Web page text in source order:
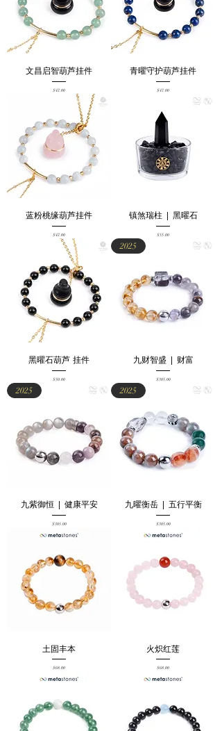
文昌启智葫芦挂件
Price
$47.00
青曜守护葫芦挂件
Price
$47.00
蓝粉桃缘葫芦挂件
Price
$47.00
镇煞瑞柱 | 黑曜石
Price
$55.00
黑曜石葫芦 挂件
Price
$50.00
2025
九财智盛 | 财富
Price
$305.00
2025
九紫御恒 | 健康平安
Price
$305.00
2025
九曜衡岳 | 五⾏平衡
Price
$305.00
土固丰本
Price
$68.00
火炽红莲
Price
$68.00